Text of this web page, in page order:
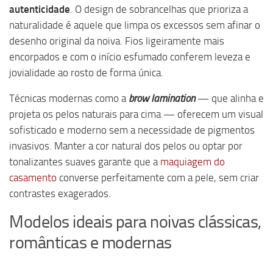
autenticidade . O design de sobrancelhas que prioriza a
naturalidade é aquele que limpa os excessos sem afinar o
desenho original da noiva. Fios ligeiramente mais
encorpados e com o início esfumado conferem leveza e
jovialidade ao rosto de forma única.
Técnicas modernas como a brow lamination— que alinha e
projeta os pelos naturais para cima — oferecem um visual
sofisticado e moderno sem a necessidade de pigmentos
invasivos. Manter a cor natural dos pelos ou optar por
tonalizantes suaves garante que a maquiagem do
casamento converse perfeitamente com a pele, sem criar
contrastes exagerados.
Modelos ideais para noivas clássicas,
românticas e modernas